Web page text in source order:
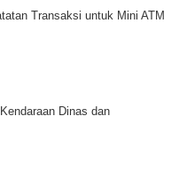
Transaksi untuk Mini ATM
Dinas dan